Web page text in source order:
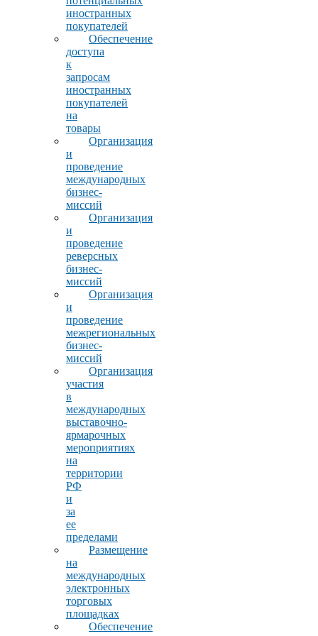
иностранных
покупателей
Обеспечение
доступа
к
запросам
иностранных
покупателей
на
товары
Организация
и
проведение
международных
бизнес-
миссий
Организация
и
проведение
реверсных
бизнес-
миссий
Организация
и
проведение
межрегиональных
бизнес-
миссий
Организация
участия
в
международных
выставочно-
ярмарочных
мероприятиях
на
территории
РФ
и
за
ее
пределами
Размещение
на
международных
электронных
торговых
площадках
Обеспечение